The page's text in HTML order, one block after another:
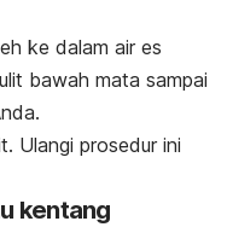
ke dalam air es
bawah mata sampai
Ulangi prosedur ini
kentang